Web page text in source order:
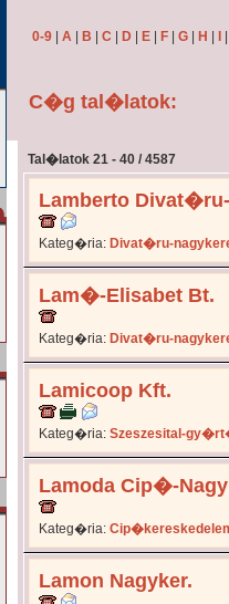
0-9 A B C D E F G H
C�g tal�latok:
Tal�latok 21 - 40 / 4587
Lamberto
Kateg�ria: Divat�ru-
Lam�-Elisabet Bt.
Kateg�ria: Divat�ru-
Lamicoop Kft.
Kateg�ria: Szeszesital-
Lamoda Cip�-
Kateg�ria:
Lamon Nagyker.